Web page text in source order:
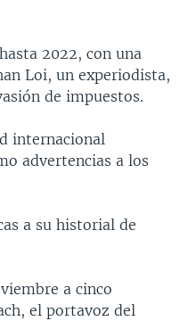
2022, con una
Loi, un experiodista,
de impuestos.
internacional
advertencias a los
a su historial de
a cinco
el portavoz del